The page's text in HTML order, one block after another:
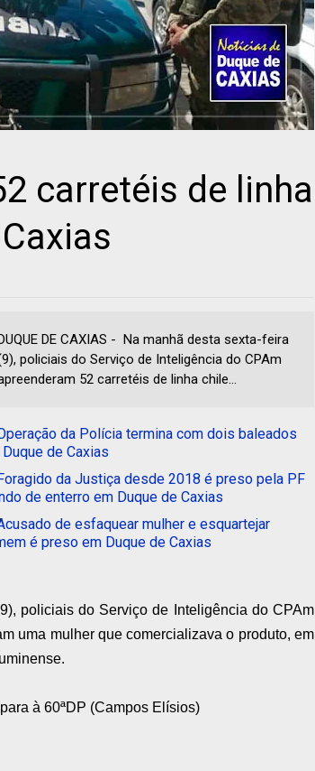
carretéis de linha
DUQUE DE CAXIAS - Na manhã desta sexta-feira
policiais do Serviço de Inteligência do CPAm
52 carretéis de linha chile...
da Polícia termina com dois baleados
de Caxias
Foragido da Justiça desde 2018 é preso pela PF
de enterro em Duque de Caxias
de esfaquear mulher e esquartejar
é preso em Duque de Caxias
policiais do Serviço de Inteligência do CPAm
uma mulher que comercializava o produto, em
à 60ªDP (Campos Elísios)